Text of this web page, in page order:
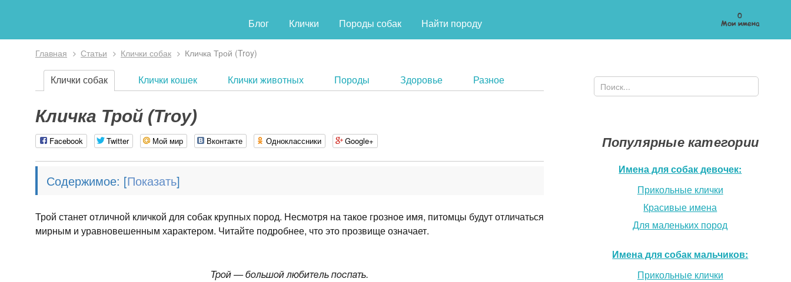
Блог Клички Породы собак Найти породу
0
Мои имена
Вы здесь
Главная Статьи Клички собак Кличка Трой (Troy)
Клички собак Клички кошек Клички животных Породы Здоровье Разное
Кличка Трой (Troy)
Facebook Twitter Мой мир Вконтакте Одноклассники Google+
Содержимое: [ ]
Трой станет отличной кличкой для собак крупных пород. Несмотря на такое грозное имя, питомцы будут отличаться
мирным и уравновешенным характером. Читайте подробнее, что это прозвище означает.
Трой — большой любитель поспать.
Форма поиска
Поиск
Популярные категории
Имена для собак девочек:
Прикольные клички
Красивые имена
Для маленьких пород
Имена для собак мальчиков:
Прикольные клички